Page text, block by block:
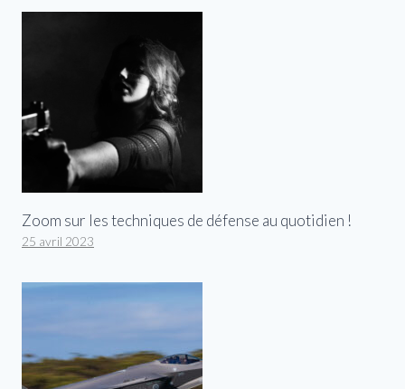
Zoom sur les techniques de défense au quotidien !
25 avril 2023